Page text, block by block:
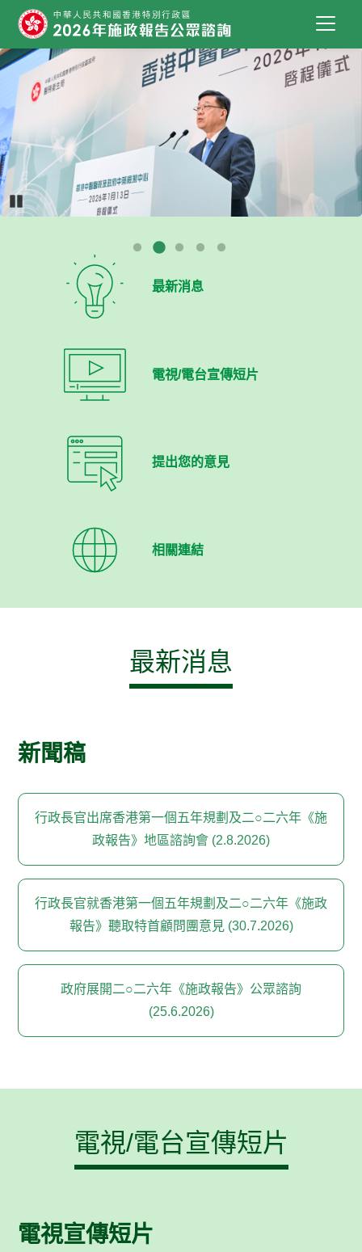
2026年施政報告公眾諮詢
Pause
最新消息
電視/電台宣傳短片
提出您的意見
相關連結
最新消息
新聞稿
行政長官出席香港第一個五年規劃及二○二六年《施
政報告》地區諮詢會 (2.8.2026)
行政長官就香港第一個五年規劃及二○二六年《施政
報告》聽取特首顧問團意見 (30.7.2026)
政府展開二○二六年《施政報告》公眾諮詢
(25.6.2026)
電視/電台宣傳短片
電視宣傳短片